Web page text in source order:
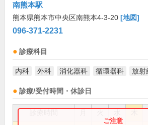
南熊本駅
熊本県熊本市中央区南熊本4-3-20 [地図]
096-371-2231
診療科目
内科 外科 消化器科 循環器科 放射
診療/受付時間・休診日